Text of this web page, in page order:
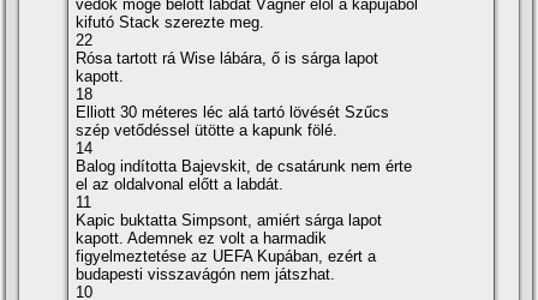
védők mögé belőtt labdát Vágner elől a kapujából
kifutó Stack szerezte meg.
22
Rósa tartott rá Wise lábára, ő is sárga lapot
kapott.
18
Elliott 30 méteres léc alá tartó lövését Szűcs
szép vetődéssel ütötte a kapunk fölé.
14
Balog indí­totta Bajevskit, de csatárunk nem érte
el az oldalvonal előtt a labdát.
11
Kapic buktatta Simpsont, amiért sárga lapot
kapott. Ademnek ez volt a harmadik
figyelmeztetése az UEFA Kupában, ezért a
budapesti visszavágón nem játszhat.
10